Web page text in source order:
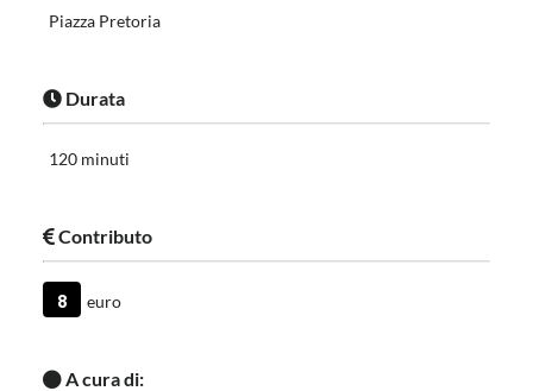
Piazza Pretoria
Durata
120 minuti
Contributo
8 euro
A cura di: